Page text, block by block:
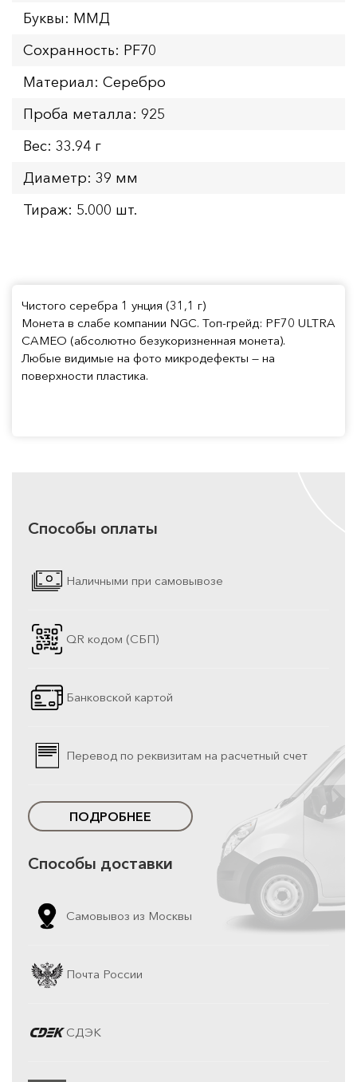
Буквы: ММД
Сохранность: PF70
Материал: Серебро
Проба металла: 925
Вес: 33.94 г
Диаметр: 39 мм
Тираж: 5.000 шт.
Чистого серебра 1 унция (31,1 г)
Монета в слабе компании NGC. Топ-грейд: PF70 ULTRA
CAMEO (абсолютно безукоризненная монета).
Любые видимые на фото микродефекты — на
поверхности пластика.
Способы оплаты
Наличными при самовывозе
QR кодом (СБП)
Банковской картой
Перевод по реквизитам на расчетный счет
ПОДРОБНЕЕ
Способы доставки
Самовывоз из Москвы
Почта России
СДЭК